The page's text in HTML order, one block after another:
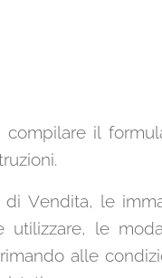
il
Vendita, le
le
alle